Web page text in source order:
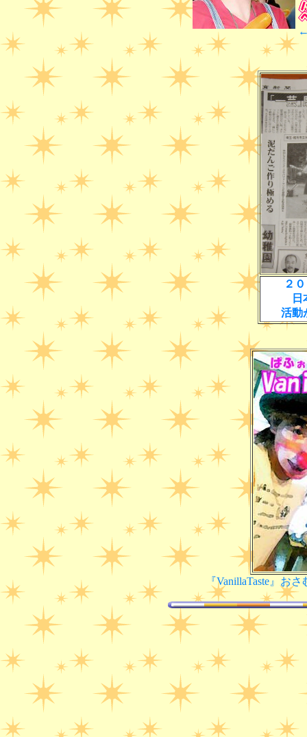
２
活動
『VanillaTaste』